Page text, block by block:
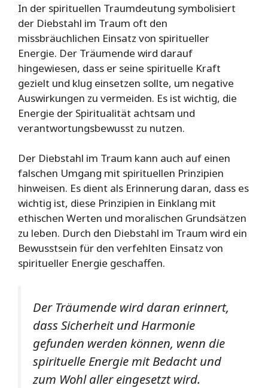
In der spirituellen Traumdeutung symbolisiert
der Diebstahl im Traum oft den
missbräuchlichen Einsatz von spiritueller
Energie. Der Träumende wird darauf
hingewiesen, dass er seine spirituelle Kraft
gezielt und klug einsetzen sollte, um negative
Auswirkungen zu vermeiden. Es ist wichtig, die
Energie der Spiritualität achtsam und
verantwortungsbewusst zu nutzen.
Der Diebstahl im Traum kann auch auf einen
falschen Umgang mit spirituellen Prinzipien
hinweisen. Es dient als Erinnerung daran, dass es
wichtig ist, diese Prinzipien in Einklang mit
ethischen Werten und moralischen Grundsätzen
zu leben. Durch den Diebstahl im Traum wird ein
Bewusstsein für den verfehlten Einsatz von
spiritueller Energie geschaffen.
Der Träumende wird daran erinnert,
dass Sicherheit und Harmonie
gefunden werden können, wenn die
spirituelle Energie mit Bedacht und
zum Wohl aller eingesetzt wird.